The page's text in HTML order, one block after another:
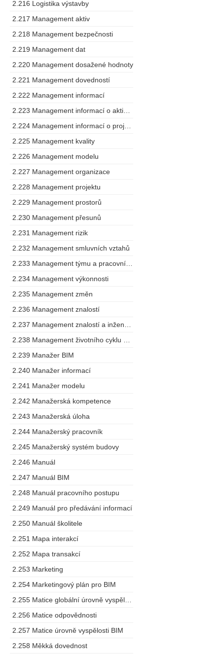
2.216 Logistika výstavby
2.217 Management aktiv
2.218 Management bezpečnosti
2.219 Management dat
2.220 Management dosažené hodnoty
2.221 Management dovedností
2.222 Management informací
2.225 Management kvality
2.226 Management modelu
2.227 Management organizace
2.228 Management projektu
2.229 Management prostorů
2.230 Management přesunů
2.231 Management rizik
2.232 Management smluvních vztahů
2.234 Management výkonnosti
2.235 Management změn
2.236 Management znalostí
2.239 Manažer BIM
2.240 Manažer informací
2.241 Manažer modelu
2.242 Manažerská kompetence
2.243 Manažerská úloha
2.244 Manažerský pracovník
2.245 Manažerský systém budovy
2.246 Manuál
2.247 Manuál BIM
2.248 Manuál pracovního postupu
2.249 Manuál pro předávání informací
2.250 Manuál školitele
2.251 Mapa interakcí
2.252 Mapa transakcí
2.253 Marketing
2.254 Marketingový plán pro BIM
2.256 Matice odpovědnosti
2.257 Matice úrovně vyspělosti BIM
2.258 Měkká dovednost